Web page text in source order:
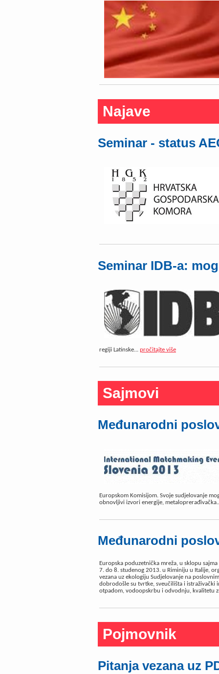
Najave
Seminar - status
Seminar IDB-a:
regiji Latinske... pročitajte više
Sajmovi
Međunarodni
Europskom Komisijom. Svoje sudjelovanje
obnovljivi izvori energije,
Međunarodni
Europska poduzetnička mreža, u sklopu
7. do 8. studenog 2013. u Riminiju u Italije,
vezana uz ekologiju Sudjelovanje na
dobrodošle su tvrtke, sveučilišta i
otpadom, vodoopskrbu i odvodnju, kvalitetu
Pojmovnik
Pitanja vezana uz